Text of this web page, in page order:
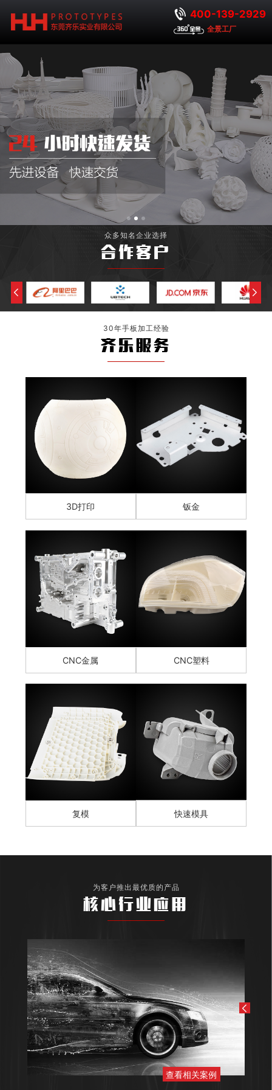
400-139-2929
全景工厂
众多知名企业选择
合作客户
30年手板加工经验
齐乐服务
3D打印 钣金
CNC金属 CNC塑料
复模 快速模具
为客户推出最优质的产品
核心行业应用
查看相关案例